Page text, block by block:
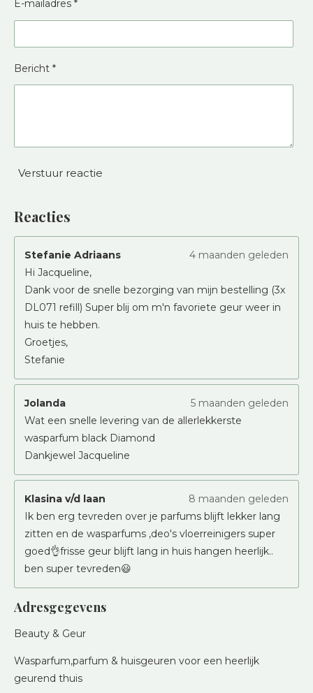
E-mailadres *
Bericht *
Verstuur reactie
Reacties
Stefanie Adriaans
4 maanden geleden
Hi Jacqueline,
Dank voor de snelle bezorging van mijn bestelling (3x
DL071 refill) Super blij om m'n favoriete geur weer in
huis te hebben.
Groetjes,
Stefanie
Jolanda
5 maanden geleden
Wat een snelle levering van de allerlekkerste
wasparfum black Diamond
Dankjewel Jacqueline
Klasina v/d laan
8 maanden geleden
Ik ben erg tevreden over je parfums blijft lekker lang
zitten en de wasparfums ,deo's vloerreinigers super
goed👌frisse geur blijft lang in huis hangen heerlijk..
ben super tevreden😃
Adresgegevens
Beauty & Geur
Wasparfum,parfum & huisgeuren voor een heerlijk
geurend thuis